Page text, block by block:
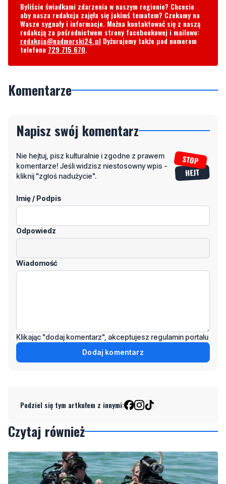
Byliście świadkami zdarzenia w naszym regionie? Chcecie
aby nasza redakcja zajęła się jakimś tematem? Czekamy na
Wasze sygnały i informacje. Można kontaktować się z naszą
redakcją za pośrednictwem strony facebookowej i mailowo:
redakcja@nadmorski24.pl Dyżurujemy także pod numerem
telefonu 729 715 670.
Komentarze
Napisz swój komentarz
Nie hejtuj, pisz kulturalnie i zgodne z prawem
komentarze! Jeśli widzisz niestosowny wpis -
kliknij "zgłoś nadużycie".
Imię / Podpis
Odpowiedz
Wiadomość
Klikając "dodaj komentarz", akceptujesz regulamin portalu
Dodaj komentarz
Podziel się tym artkułem z innymi:
Czytaj również